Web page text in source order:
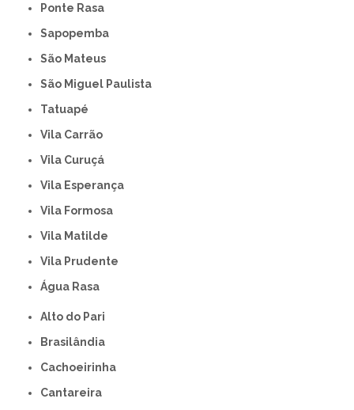
Ponte Rasa
Sapopemba
São Mateus
São Miguel Paulista
Tatuapé
Vila Carrão
Vila Curuçá
Vila Esperança
Vila Formosa
Vila Matilde
Vila Prudente
Água Rasa
Alto do Pari
Brasilândia
Cachoeirinha
Cantareira